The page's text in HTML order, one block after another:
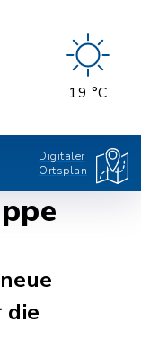
19 °C
Digitaler
Ortsplan